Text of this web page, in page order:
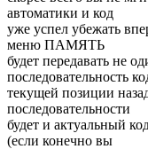
автоматики и код
уже успел убежать
меню ПАМЯТЬ
будет передавать не
последовательность
текущей позиции
последовательности
будет и актуальный
(если конечно вы